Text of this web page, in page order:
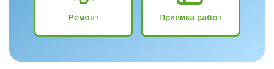
Ремонт Приёмка работ